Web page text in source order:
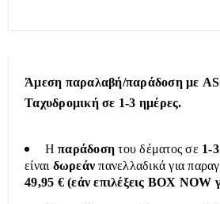
Άμεση παραλαβή/παράδοση με
Ταχυδρομική σε 1-3 ημέρες.
Ηπαράδοση του δέματος σε 1-
είναι δωρεάν πανελλαδικά για
49,95 € (εάν επιλέξεις BOX NOW